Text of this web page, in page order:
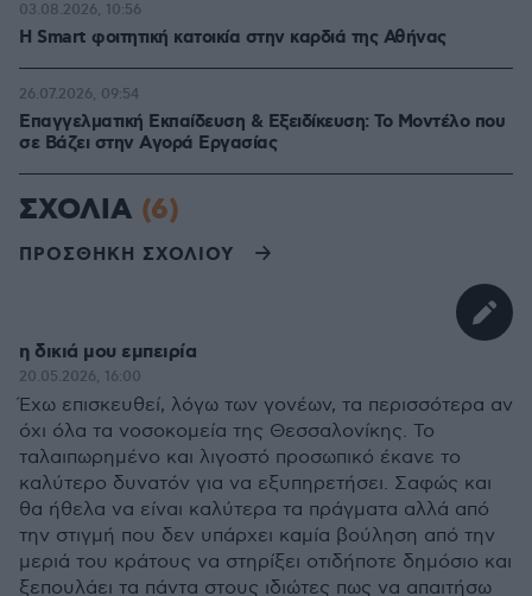
Η Smart φοιτητική κατοικία στην καρδιά της Αθήνας
03.08.2026, 10:56
Επαγγελματική Εκπαίδευση & Εξειδίκευση: Το Mοντέλο που
σε Bάζει στην Aγορά Eργασίας
26.07.2026, 09:54
ΣΧΟΛΙΑ (6)
ΠΡΟΣΘΗΚΗ ΣΧΟΛΙΟΥ
η δικιά μου εμπειρία
20.05.2026, 16:00
Έχω επισκευθεί, λόγω των γονέων, τα περισσότερα αν
όχι όλα τα νοσοκομεία της Θεσσαλονίκης. Το
ταλαιπωρημένο και λιγοστό προσωπικό έκανε το
καλύτερο δυνατόν για να εξυπηρετήσει. Σαφώς και
θα ήθελα να είναι καλύτερα τα πράγματα αλλά από
την στιγμή που δεν υπάρχει καμία βούληση από την
μεριά του κράτους να στηρίξει οτιδήποτε δημόσιο και
ξεπουλάει τα πάντα στους ιδιώτες πως να απαιτήσω